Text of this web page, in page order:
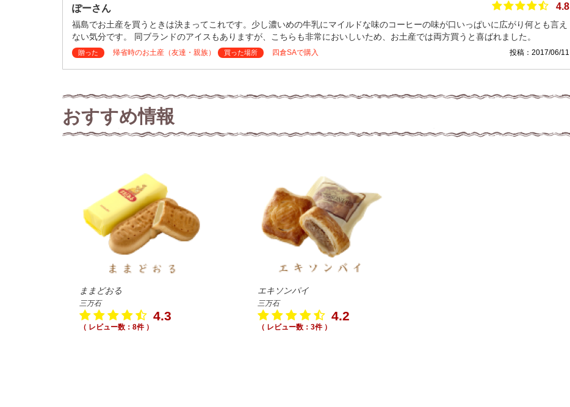
ぽーさん 4.8
福島でお土産を買うときは決まってこれです。少し濃いめの牛乳にマイルドな味のコーヒーの味が口いっぱいに広がり何とも言え
ない気分です。 同ブランドのアイスもありますが、こちらも非常においしいため、お土産では両方買うと喜ばれました。
贈った 帰省時のお土産（友達・親族） 買った場所 四倉SAで購入 投稿：2017/06/11
おすすめ情報
ままどおる
三万石
4.3
（ レビュー数：8件 ）
エキソンパイ
三万石
4.2
（ レビュー数：3件 ）